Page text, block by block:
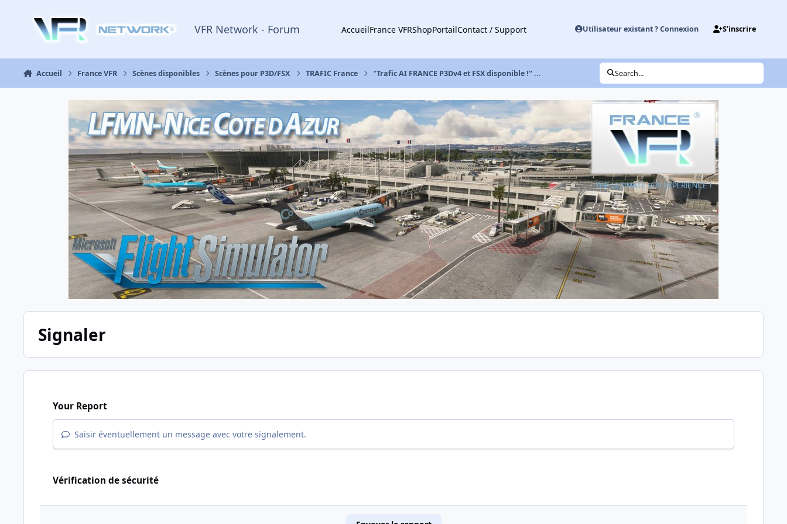
VFR Network - Forum AccueilFrance VFRShopPortailContact / Support Utilisateur existant ? Connexion S’inscrire
Accueil France VFR Scènes disponibles Scènes pour P3D/FSX TRAFIC France "Trafic AI FRANCE P3Dv4 et FSX disponible !" ... Search...
Signaler
Your Report
Saisir éventuellement un message avec votre signalement.
Vérification de sécurité